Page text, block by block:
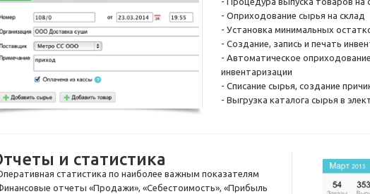
- Оприходование сырья на склад
- Установка минимальных
- Создание, запись и печать
- Автоматическое
инвентаризации
- Списание сырья, создание
- Выгрузка каталога сырья в
и статистика
статистика по наиболее важным показателям
отчеты «Продажи», «Себестоимость», «Прибыль